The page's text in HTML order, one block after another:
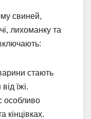
свиней,
лихоманку та
стають
їжі.
особливо
кінцівках.